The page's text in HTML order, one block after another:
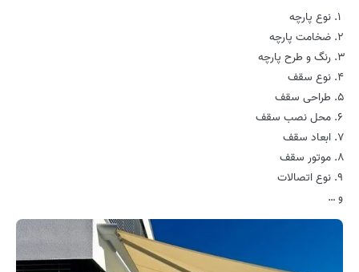
نوع پارچه
ضخامت پارچه
رنگ و طرح پارچه
نوع سقف
طراحی سقف
محل نصب سقف
ابعاد سقف
موتور سقف
نوع اتصالات
و …